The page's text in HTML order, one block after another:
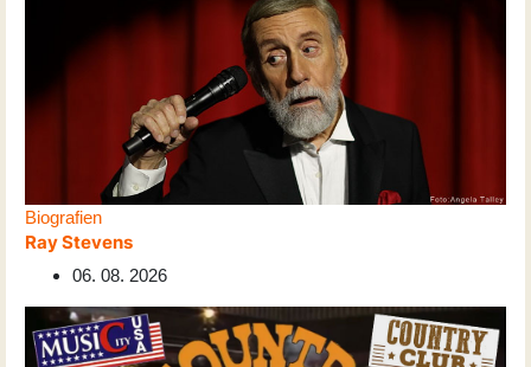
Biografien
Ray Stevens
06. 08. 2026